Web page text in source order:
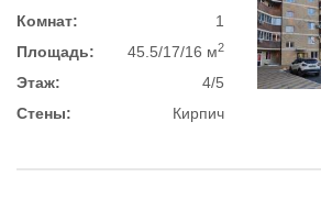
Комнат:
1
Площадь:
45.5/17/16 м2
Этаж:
4/5
Стены:
Кирпич